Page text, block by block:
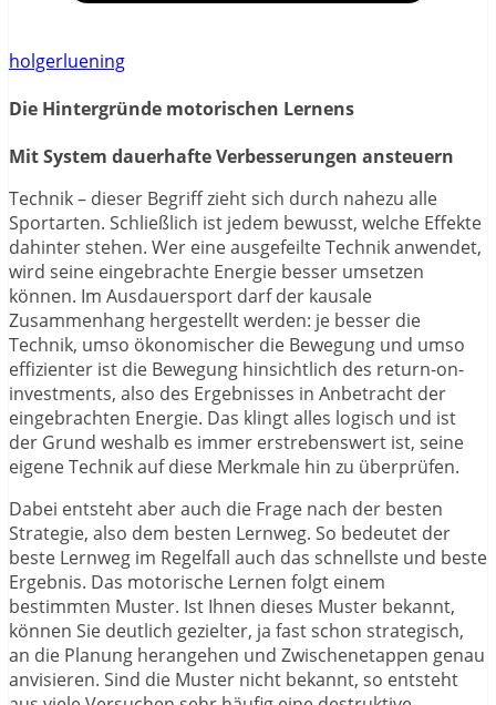
holgerluening
Die Hintergründe motorischen Lernens
Mit System dauerhafte Verbesserungen ansteuern
Technik – dieser Begriff zieht sich durch nahezu alle
Sportarten. Schließlich ist jedem bewusst, welche Effekte
dahinter stehen. Wer eine ausgefeilte Technik anwendet,
wird seine eingebrachte Energie besser umsetzen
können. Im Ausdauersport darf der kausale
Zusammenhang hergestellt werden: je besser die
Technik, umso ökonomischer die Bewegung und umso
effizienter ist die Bewegung hinsichtlich des return-on-
investments, also des Ergebnisses in Anbetracht der
eingebrachten Energie. Das klingt alles logisch und ist
der Grund weshalb es immer erstrebenswert ist, seine
eigene Technik auf diese Merkmale hin zu überprüfen.
Dabei entsteht aber auch die Frage nach der besten
Strategie, also dem besten Lernweg. So bedeutet der
beste Lernweg im Regelfall auch das schnellste und beste
Ergebnis. Das motorische Lernen folgt einem
bestimmten Muster. Ist Ihnen dieses Muster bekannt,
können Sie deutlich gezielter, ja fast schon strategisch,
an die Planung herangehen und Zwischenetappen genau
anvisieren. Sind die Muster nicht bekannt, so entsteht